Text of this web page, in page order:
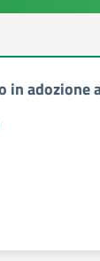
adozione